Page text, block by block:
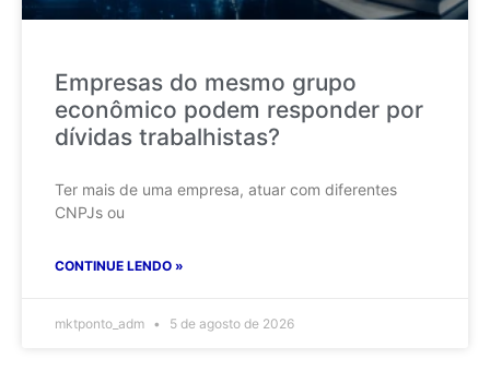
Empresas do mesmo grupo
econômico podem responder por
dívidas trabalhistas?
Ter mais de uma empresa, atuar com diferentes
CNPJs ou
CONTINUE LENDO »
mktponto_adm 5 de agosto de 2026